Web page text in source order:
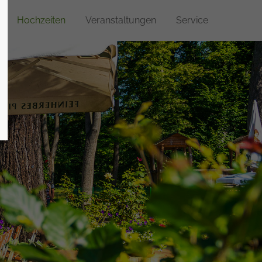
Lorem ipsum dolor sit amet,
consectetuer adipiscing elit.
Aenean commodo ligula eget dolor.
Aenean massa. Cum sociis natoque
penatibus et magnis dis parturient
montes, nascetur ridiculus mus. Donec
quam felis, ultricies nec.
Hochzeiten Veranstaltungen Service